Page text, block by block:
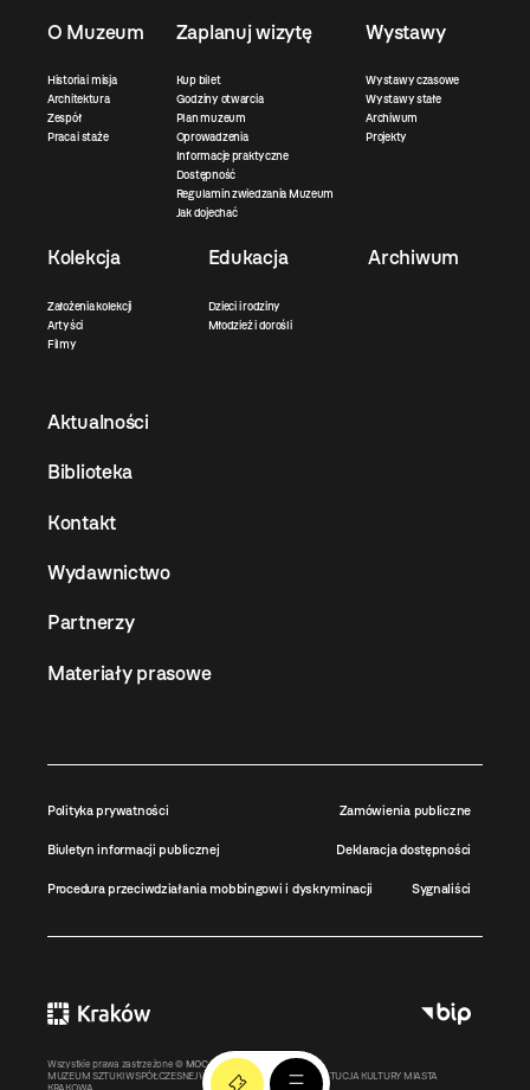
O Muzeum
Historia i misja
Architektura
Zespół
Praca i staże
Zaplanuj wizytę
Kup bilet
Godziny otwarcia
Plan muzeum
Oprowadzenia
Informacje praktyczne
Dostępność
Regulamin zwiedzania Muzeum
Jak dojechać
Wystawy
Wystawy czasowe
Wystawy stałe
Archiwum
Projekty
Kolekcja
Założenia kolekcji
Artyści
Filmy
Edukacja
Dzieci i rodziny
Młodzież i dorośli
Archiwum
Aktualności
Biblioteka
Kontakt
Wydawnictwo
Partnerzy
Materiały prasowe
Polityka prywatności Zamówienia publiczne
Biuletyn informacji publicznej Deklaracja dostępności
Procedura przeciwdziałania mobbingowi i dyskryminacji Sygnaliści
Wszystkie prawa zastrzeżone © MOCAK2011-2026
MUZEUM SZTUKI WSPÓŁCZESNEJ W KRAKOWIE MOCAK – INSTYTUCJA KULTURY MIASTA